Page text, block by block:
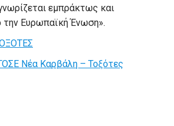
εμπράκτως και
την Ευρωπαϊκή Ένωση».
Νέα Καρβάλη – Τοξότες